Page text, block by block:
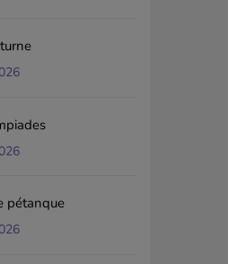
pétanque